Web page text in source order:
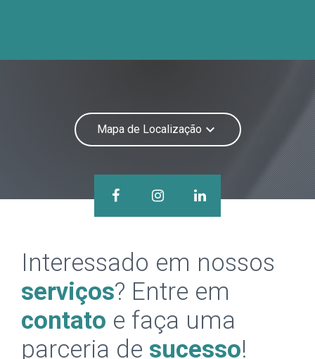
Mapa de Localizaçãokeyboard_arrow_down
Interessado em nossos
serviços? Entre em
contato e faça uma
parceria de sucesso!